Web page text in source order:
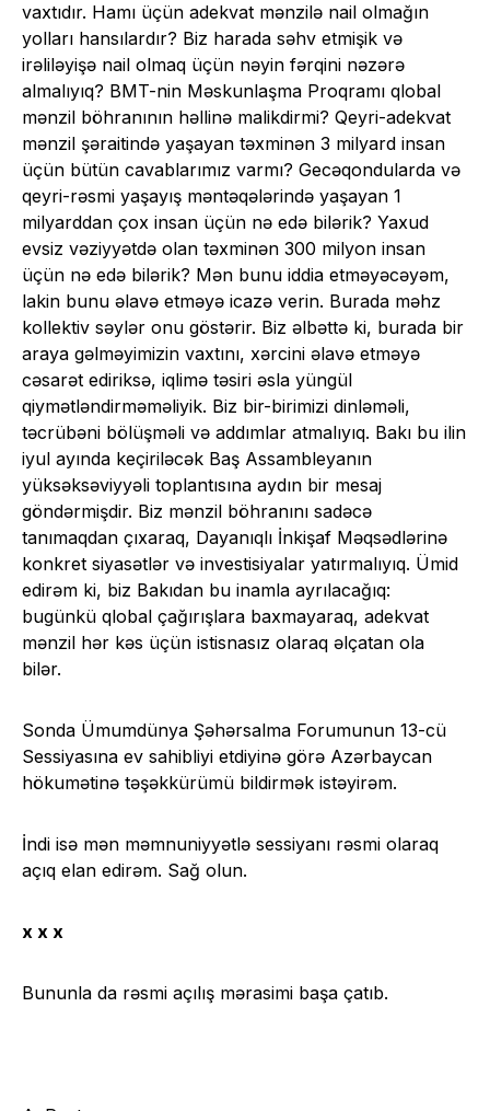
vaxtıdır. Hamı üçün adekvat mənzilə nail olmağın
yolları hansılardır? Biz harada səhv etmişik və
irəliləyişə nail olmaq üçün nəyin fərqini nəzərə
almalıyıq? BMT-nin Məskunlaşma Proqramı qlobal
mənzil böhranının həllinə malikdirmi? Qeyri-adekvat
mənzil şəraitində yaşayan təxminən 3 milyard insan
üçün bütün cavablarımız varmı? Gecəqondularda və
qeyri-rəsmi yaşayış məntəqələrində yaşayan 1
milyarddan çox insan üçün nə edə bilərik? Yaxud
evsiz vəziyyətdə olan təxminən 300 milyon insan
üçün nə edə bilərik? Mən bunu iddia etməyəcəyəm,
lakin bunu əlavə etməyə icazə verin. Burada məhz
kollektiv səylər onu göstərir. Biz əlbəttə ki, burada bir
araya gəlməyimizin vaxtını, xərcini əlavə etməyə
cəsarət ediriksə, iqlimə təsiri əsla yüngül
qiymətləndirməməliyik. Biz bir-birimizi dinləməli,
təcrübəni bölüşməli və addımlar atmalıyıq. Bakı bu ilin
iyul ayında keçiriləcək Baş Assambleyanın
yüksəksəviyyəli toplantısına aydın bir mesaj
göndərmişdir. Biz mənzil böhranını sadəcə
tanımaqdan çıxaraq, Dayanıqlı İnkişaf Məqsədlərinə
konkret siyasətlər və investisiyalar yatırmalıyıq. Ümid
edirəm ki, biz Bakıdan bu inamla ayrılacağıq:
bugünkü qlobal çağırışlara baxmayaraq, adekvat
mənzil hər kəs üçün istisnasız olaraq əlçatan ola
bilər.
Sonda Ümumdünya Şəhərsalma Forumunun 13-cü
Sessiyasına ev sahibliyi etdiyinə görə Azərbaycan
hökumətinə təşəkkürümü bildirmək istəyirəm.
İndi isə mən məmnuniyyətlə sessiyanı rəsmi olaraq
açıq elan edirəm. Sağ olun.
x x x
Bununla da rəsmi açılış mərasimi başa çatıb.